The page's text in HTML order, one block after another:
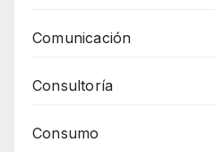
Comunicación
Consultoría
Consumo